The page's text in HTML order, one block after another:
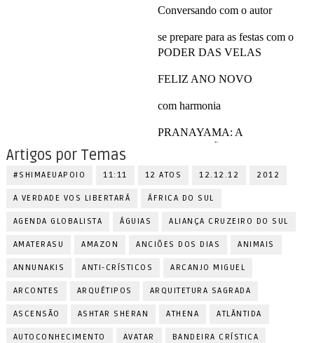
Artigos por Temas
#SHIMAEUAPOIO 11:11 12 ATOS 12.12.12 2012
A VERDADE VOS LIBERTARÁ ÁFRICA DO SUL
AGENDA GLOBALISTA ÁGUIAS ALIANÇA CRUZEIRO DO SUL
AMATERASU AMAZON ANCIÕES DOS DIAS ANIMAIS
ANNUNAKIS ANTI-CRÍSTICOS ARCANJO MIGUEL
ARCONTES ARQUÉTIPOS ARQUITETURA SAGRADA
ASCENSÃO ASHTAR SHERAN ATHENA ATLÂNTIDA
AUTOCONHECIMENTO AVATAR BANDEIRA CRÍSTICA